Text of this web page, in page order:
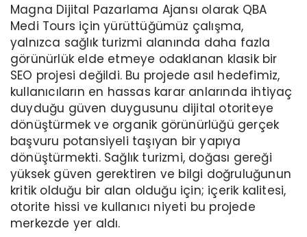
Magna Dijital Pazarlama Ajansı olarak QBA
Medi Tours için yürüttüğümüz çalışma,
yalnızca sağlık turizmi alanında daha fazla
görünürlük elde etmeye odaklanan klasik bir
SEO projesi değildi. Bu projede asıl hedefimiz,
kullanıcıların en hassas karar anlarında ihtiyaç
duyduğu güven duygusunu dijital otoriteye
dönüştürmek ve organik görünürlüğü gerçek
başvuru potansiyeli taşıyan bir yapıya
dönüştürmekti. Sağlık turizmi, doğası gereği
yüksek güven gerektiren ve bilgi doğruluğunun
kritik olduğu bir alan olduğu için; içerik kalitesi,
otorite hissi ve kullanıcı niyeti bu projede
merkezde yer aldı.